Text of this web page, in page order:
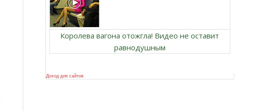
Королева вагона отожгла! Видео не оставит
равнодушным
Доход для сайтов